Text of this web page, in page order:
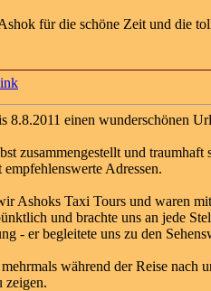
für die schöne Zeit und die
8.8.2011 einen wunderschönen
zusammengestellt und
Adressen.
Ashoks Taxi Tours und waren
und brachte uns an jede
- er begleitete uns zu den
während der Reise nach
zeigen.